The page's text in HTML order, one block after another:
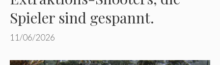
Spieler sind gespannt.
11/06/2026